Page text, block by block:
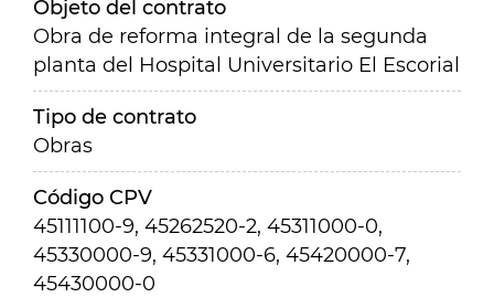
Objeto del contrato
Obra de reforma integral de la segunda
planta del Hospital Universitario El Escorial
Tipo de contrato
Obras
Código CPV
45111100-9, 45262520-2, 45311000-0,
45330000-9, 45331000-6, 45420000-7,
45430000-0